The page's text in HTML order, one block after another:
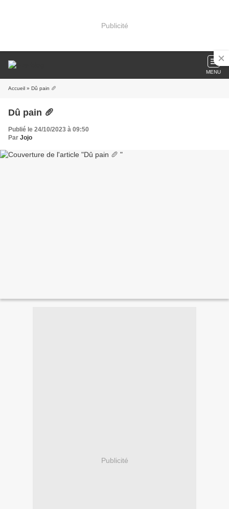
Publicité
MENU
Accueil » Dû pain 🥖
Dû pain 🥖
Publié le 24/10/2023 à 09:50
Par Jojo
Publicité